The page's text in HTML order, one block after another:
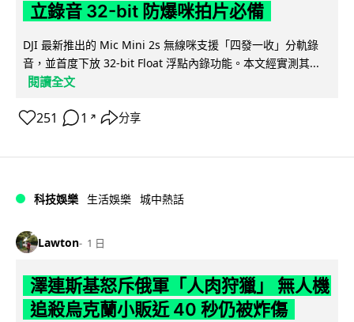
立錄音 32-bit 防爆咪拍片必備
DJI 最新推出的 Mic Mini 2s 無線咪支援「四發一收」分軌錄
音，並首度下放 32-bit Float 浮點內錄功能。本文經實測其...
閱讀全文
251 1 ↗ 分享
科技娛樂 生活娛樂 城中熱話
Lawton 1 日
澤連斯基怒斥俄軍「人肉狩獵」 無人機
追殺烏克蘭小販近 40 秒仍被炸傷